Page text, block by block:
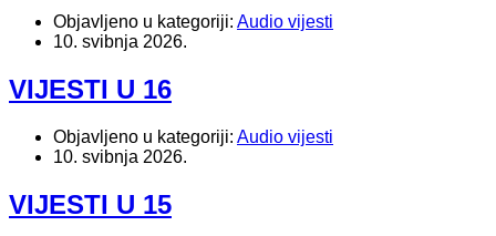
Objavljeno u kategoriji: Audio vijesti
10. svibnja 2026.
VIJESTI U 16
Objavljeno u kategoriji: Audio vijesti
10. svibnja 2026.
VIJESTI U 15